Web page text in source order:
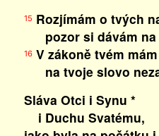
15 Rozjímám o tvých
pozor si dávám na
16V zákoně tvém
na tvoje slovo
Sláva Otci i Synu *
i Duchu Svatému,